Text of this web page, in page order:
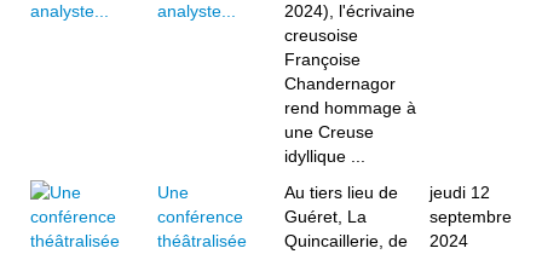
analyste...
2024), l'écrivaine
creusoise
Françoise
Chandernagor
rend hommage à
une Creuse
idyllique ...
Une
conférence
théâtralisée
Au tiers lieu de
Guéret, La
Quincaillerie, de
jeudi 12
septembre
2024